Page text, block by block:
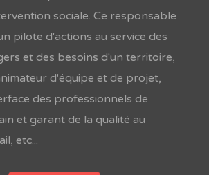
sociale. Ce responsable
pilote d'actions au service des
et des besoins d'un territoire,
d'équipe et de projet,
des professionnels de
et garant de la qualité au
etc...